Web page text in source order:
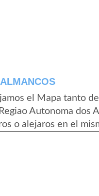
el Mapa tanto
Autonoma dos
o alejaros en el